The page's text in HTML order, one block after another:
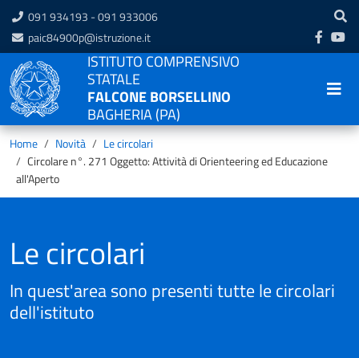
091 934193 - 091 933006
paic84900p@istruzione.it
ISTITUTO COMPRENSIVO
STATALE
FALCONE BORSELLINO
BAGHERIA (PA)
Home Novità
Le circolari
Circolare n°. 271 Oggetto: Attività di Orienteering ed Educazione
all'Aperto
Le circolari
In quest'area sono presenti tutte le circolari
dell'istituto